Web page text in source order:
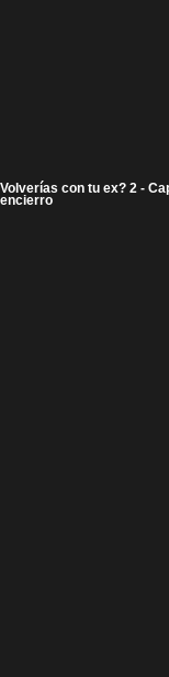
Volverías con tu ex? 2 -
encierro